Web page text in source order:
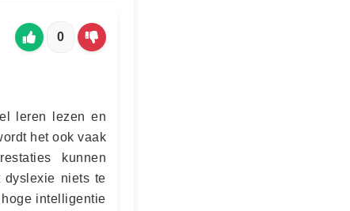
0
leren lezen en
het ook vaak
kunnen
dyslexie niets te
intelligentie